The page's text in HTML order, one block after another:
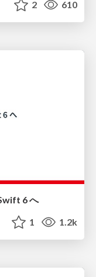
2 610
6 へ
1 1.2k